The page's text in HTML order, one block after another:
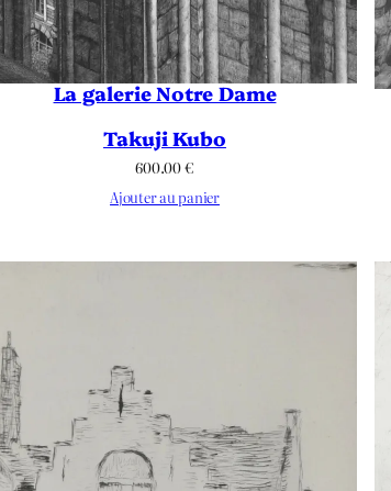
La galerie Notre Dame
Takuji Kubo
600.00€
Ajouter au panier